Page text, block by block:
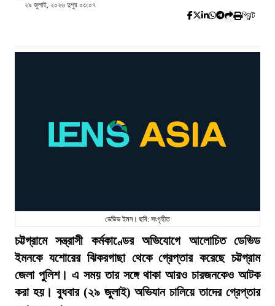
২৯ জুলাই, ২০২৬ দুপুর ০৩:০৭
প্রিন্ট
ডেভিড ইমন। ছবি: সংগৃহীত
চট্টগ্রামে সন্ত্রাসী কর্মকাণ্ডের অভিযোগে আলোচিত ডেভিড
ইমনকে যশোরের ঝিকরগাছা থেকে গ্রেপ্তার করেছে চট্টগ্রাম
জেলা পুলিশ। এ সময় তার সঙ্গে থাকা আরও চারজনকেও আটক
করা হয়। বুধবার (২৯ জুলাই) অভিযান চালিয়ে তাদের গ্রেপ্তার